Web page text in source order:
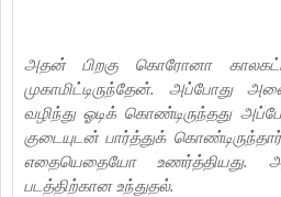
அதன் பிறகு கொரோனா
முகாமிட்டிருந்தேன். அப்போது
வழிந்து ஓடிக் கொண்டிருந்தது
குடையுடன் பார்த்துக்
எதையெதையோ உணர்த்தியது.‌
படத்திற்கான உந்துதல்.